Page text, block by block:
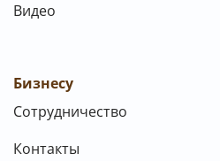
Видео
Бизнесу
Сотрудничество
Контакты